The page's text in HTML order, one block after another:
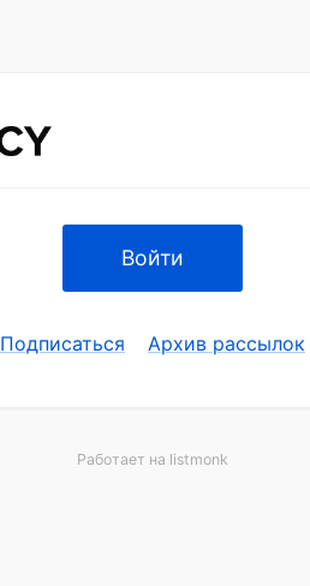
Войти
Подписаться Архив рассылок
Работает на listmonk